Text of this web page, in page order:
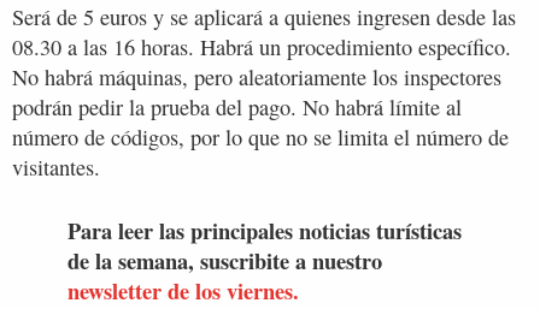
Será de 5 euros y se aplicará a quienes ingresen desde las
08.30 a las 16 horas. Habrá un procedimiento específico.
No habrá máquinas, pero aleatoriamente los inspectores
podrán pedir la prueba del pago. No habrá límite al
número de códigos, por lo que no se limita el número de
visitantes.
Para leer las principales noticias turísticas
de la semana, suscribite a nuestro
newsletter de los viernes.